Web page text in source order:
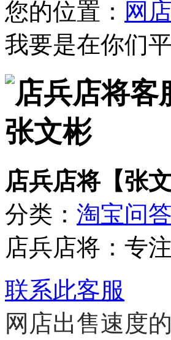
您的位置： 网
我要是在你们
店兵店将【张
分类： 淘宝问答
店兵店将：专
联系此客服
网店出售速度